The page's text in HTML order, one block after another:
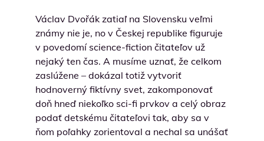
Václav Dvořák zatiaľ na Slovensku veľmi
známy nie je, no v Českej republike figuruje
v povedomí science-fiction čitateľov už
nejaký ten čas. A musíme uznať, že celkom
zaslúžene – dokázal totiž vytvoriť
hodnoverný fiktívny svet, zakomponovať
doň hneď niekoľko sci-fi prvkov a celý obraz
podať detskému čitateľovi tak, aby sa v
ňom poľahky zorientoval a nechal sa unášať